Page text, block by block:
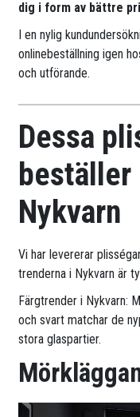
dig i form av bättre
I en nylig
onlinebeställning igen
och utförande.
Dessa
beställer
Nykvarn
Vi har levererar
trenderna i Nykvarn är
Färgtrender i Nykvarn:
och svart matchar de
stora glaspartier.